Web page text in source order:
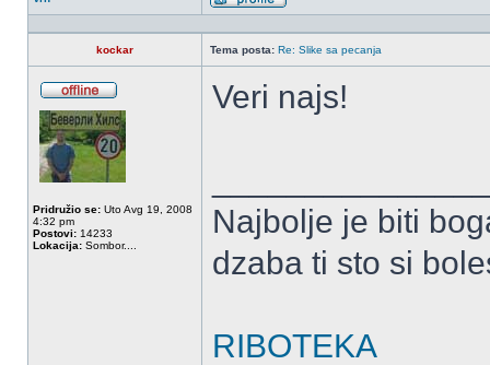
Profil
kockar Tema posta: Re: Slike sa pecanja
Pridružio se: Uto Avg 19, 2008
4:32 pm
Postovi: 14233
Lokacija: Sombor....
Veri najs!
Najbolje je biti
dzaba ti sto si
RIBOTEKA